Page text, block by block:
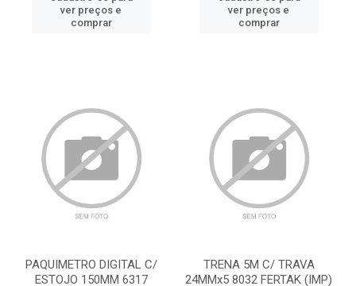
ver preços e
comprar
ver preços e
comprar
PAQUIMETRO DIGITAL C/
ESTOJO 150MM 6317
TRENA 5M C/ TRAVA
24MMx5 8032 FERTAK (IMP)